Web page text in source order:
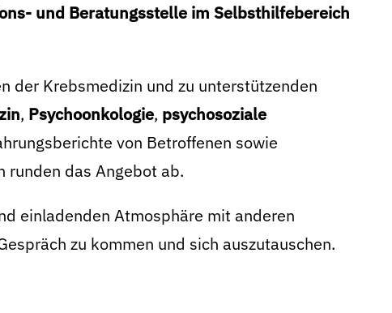
und Beratungsstelle im Selbsthilfebereich
der Krebsmedizin und zu unterstützenden
, Psychoonkologie, psychosoziale
von Betroffenen sowie
das Angebot ab.
einladenden Atmosphäre mit anderen
zu kommen und sich auszutauschen.